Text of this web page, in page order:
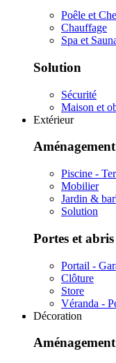
Poêle et
Chauffage
Spa et
Solution
Sécurité
Maison et
Extérieur
Aménagement
Piscine -
Mobilier
Jardin &
Solution
Portes et abris
Portail -
Clôture
Store
Véranda -
Décoration
Aménagement